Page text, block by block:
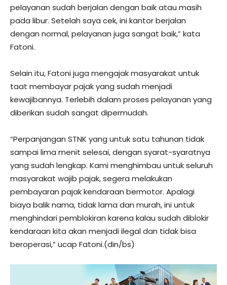
pelayanan sudah berjalan dengan baik atau masih
pada libur. Setelah saya cek, ini kantor berjalan
dengan normal, pelayanan juga sangat baik,” kata
Fatoni.
Selain itu, Fatoni juga mengajak masyarakat untuk
taat membayar pajak yang sudah menjadi
kewajibannya. Terlebih dalam proses pelayanan yang
diberikan sudah sangat dipermudah.
“Perpanjangan STNK yang untuk satu tahunan tidak
sampai lima menit selesai, dengan syarat-syaratnya
yang sudah lengkap. Kami menghimbau untuk seluruh
masyarakat wajib pajak, segera melakukan
pembayaran pajak kendaraan bermotor. Apalagi
biaya balik nama, tidak lama dan murah, ini untuk
menghindari pemblokiran karena kalau sudah diblokir
kendaraan kita akan menjadi ilegal dan tidak bisa
beroperasi,” ucap Fatoni.(din/bs)